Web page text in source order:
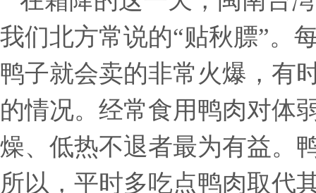
我们北方常说的“贴秋膘”。
鸭子就会卖的非常火爆，有
的情况。经常食用鸭肉对体
燥、低热不退者最为有益。
所以，平时多吃点鸭肉取代